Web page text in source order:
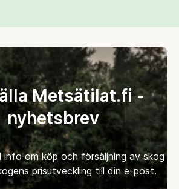
Metsätilat.fi -
nyhetsbrev
info om köp och försäljning av skog
prisutveckling till din e-post.